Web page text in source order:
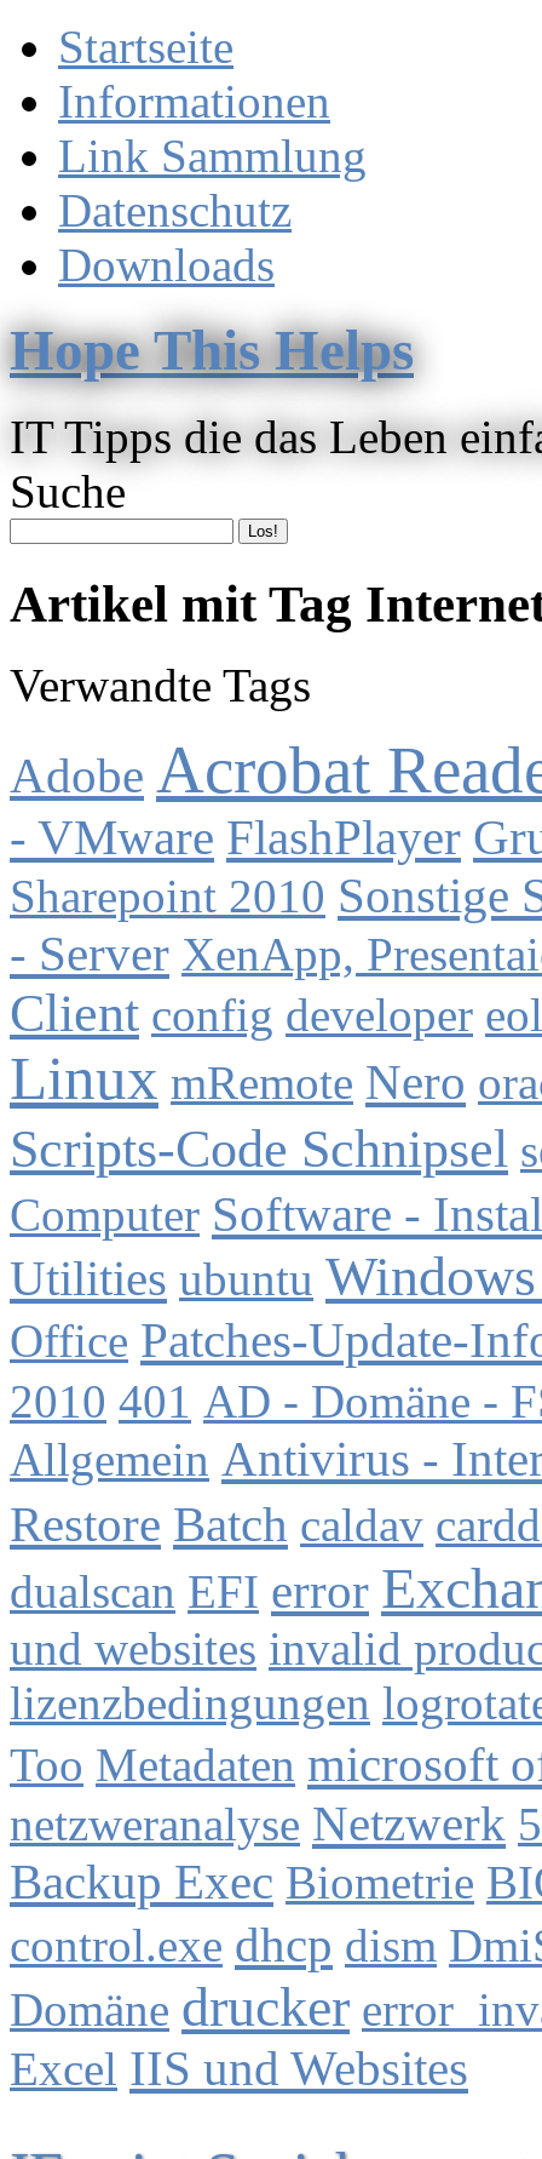
Startseite
Informationen
Link Sammlung
Datenschutz
Downloads
Hope This Helps
IT Tipps die das Leben
Suche
Artikel mit Tag
Verwandte Tags
Adobe Acrobat
- VMware FlashPlayer
Sharepoint 2010 Sonstige
- Server XenApp,
Client config developer eol
Linux mRemote Nero
Scripts-Code Schnipsel
Computer Software -
Utilities ubuntu
Office Patches-Update-
2010 401 AD - Domäne -
Allgemein Antivirus -
Restore Batch caldav
dualscan EFI error
und websites invalid
lizenzbedingungen
Too Metadaten microsoft
netzweranalyse Netzwerk
Backup Exec Biometrie
control.exe dhcp dism
Domäne drucker
Excel IIS und Websites